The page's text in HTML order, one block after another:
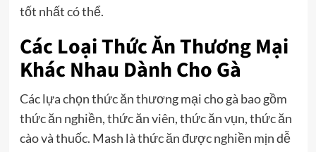
tốt nhất có thể.
Các Loại Thức Ăn Thương Mại
Khác Nhau Dành Cho Gà
Các lựa chọn thức ăn thương mại cho gà bao gồm
thức ăn nghiền, thức ăn viên, thức ăn vụn, thức ăn
cào và thuốc. Mash là thức ăn được nghiền mịn dễ